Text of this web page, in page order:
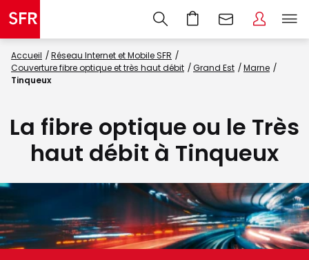
Accueil
Réseau Internet et Mobile SFR
Couverture fibre optique et très haut débit
Grand Est
Marne
Tinqueux
La fibre optique ou le Très
haut débit à Tinqueux